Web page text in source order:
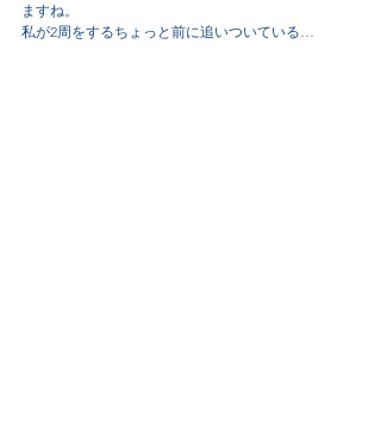
ますね。
私が2周をするちょっと前に追いついている…